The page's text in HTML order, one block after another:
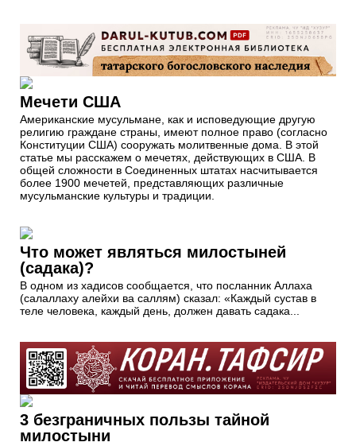
Мечети США
Американские мусульмане, как и исповедующие другую
религию граждане страны, имеют полное право (согласно
Конституции США) сооружать молитвенные дома. В этой
статье мы расскажем о мечетях, действующих в США. В
общей сложности в Соединенных штатах насчитывается
более 1900 мечетей, представляющих различные
мусульманские культуры и традиции.
Что может являться милостыней
(садака)?
В одном из хадисов сообщается, что посланник Аллаха
(салаллаху алейхи ва саллям) сказал: «Каждый сустав в
теле человека, каждый день, должен давать садака...
3 безграничных пользы тайной
милостыни